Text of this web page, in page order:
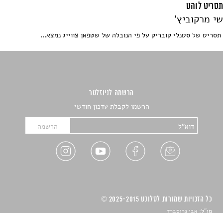
תסריט לוהט
שי מרקוביץ'
תסריט של סטנלי קובריק על פי הנובלה של שטפאן צווייג נמצא...
הרשמה לניוזלטר
הרשמו לקבלת עדכון חודשי
כל הזכויות שמורות לסלונט 2025-2015 ©
מו"ל: אבי גרוסברד